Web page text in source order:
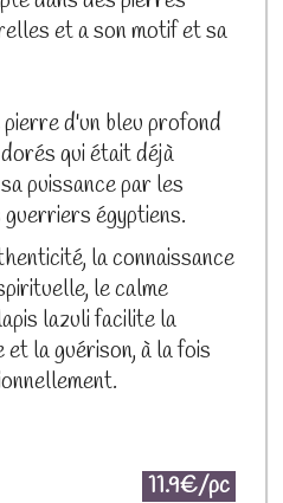
et a son motif et sa
d'un bleu profond
qui était déjà
puissance par les
égyptiens.
la connaissance
le calme
lazuli facilite la
la guérison, à la fois
11.9€/pc